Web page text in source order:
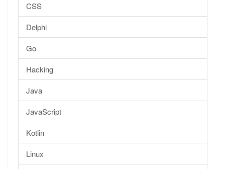
CSS
Delphi
Go
Hacking
Java
JavaScript
Kotlin
Linux